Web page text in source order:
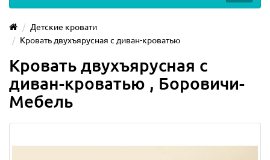
Детские кровати
Кровать двухъярусная с диван-кроватью
Кровать двухъярусная с
диван-кроватью , Боровичи-
Мебель